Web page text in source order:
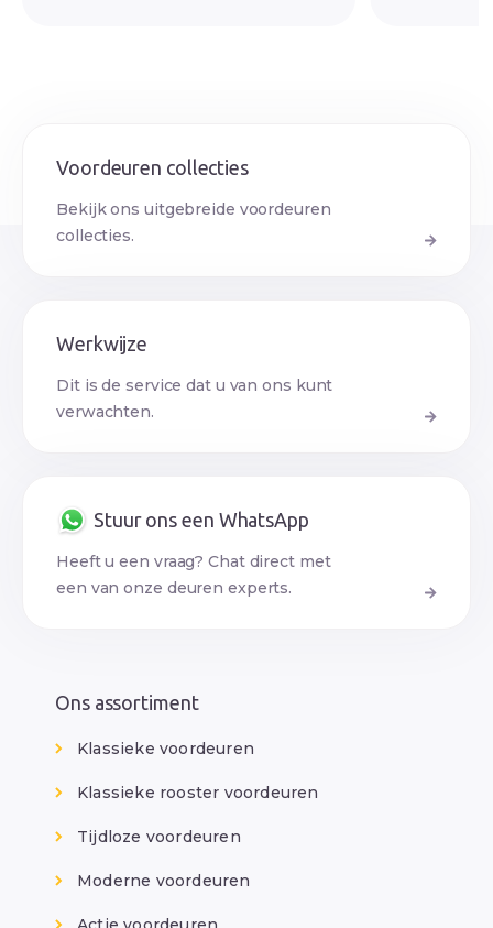
Voordeuren collecties
Bekijk ons uitgebreide voordeuren
collecties.
Werkwijze
Dit is de service dat u van ons kunt
verwachten.
Stuur ons een WhatsApp
Heeft u een vraag? Chat direct met
een van onze deuren experts.
Ons assortiment
Klassieke voordeuren
Klassieke rooster voordeuren
Tijdloze voordeuren
Moderne voordeuren